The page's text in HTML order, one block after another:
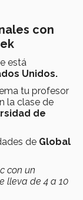
con
está
Unidos.
tu profesor
la clase de
de
de Global
con un
lleva de 4 a 10